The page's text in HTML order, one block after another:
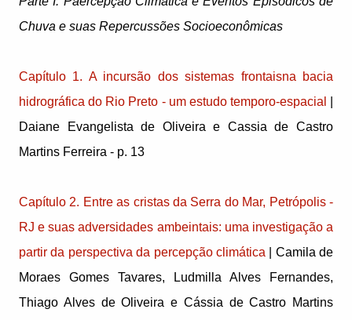
Chuva e suas Repercussões Socioeconômicas
Capítulo 1. A incursão dos sistemas frontaisna bacia
hidrográfica do Rio Preto - um estudo temporo-espacial
Daiane Evangelista de Oliveira e Cassia de Castro
Martins Ferreira - p. 13
Capítulo 2. Entre as cristas da Serra do Mar, Petrópolis -
RJ e suas adversidades ambeintais: uma investigação a
partir da perspectiva da percepção climática | Camila de
Moraes Gomes Tavares, Ludmilla Alves Fernandes,
Thiago Alves de Oliveira e Cássia de Castro Martins